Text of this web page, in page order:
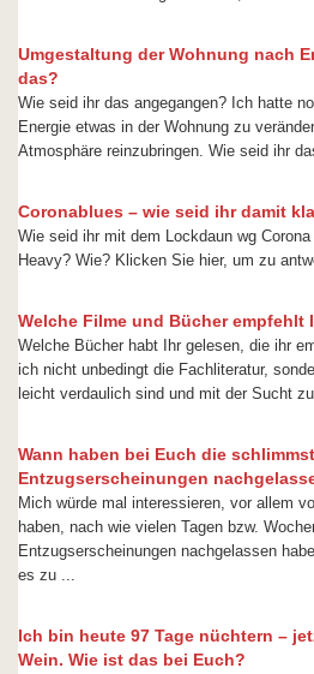
Umgestaltung der Wohnung nach
das?
Wie seid ihr das angegangen? Ich hatte
Energie etwas in der Wohnung zu
Atmosphäre reinzubringen. Wie seid ihr
Coronablues – wie seid ihr damit
Wie seid ihr mit dem Lockdaun wg
Heavy? Wie? Klicken Sie hier, um zu
Welche Filme und Bücher empfehlt
Welche Bücher habt Ihr gelesen, die ihr
ich nicht unbedingt die Fachliteratur,
leicht verdaulich sind und mit der Sucht zu
Wann haben bei Euch die
Entzugserscheinungen
Mich würde mal interessieren, vor allem
haben, nach wie vielen Tagen bzw.
Entzugserscheinungen nachgelassen
es zu ...
Ich bin heute 97 Tage nüchtern –
Wein. Wie ist das bei Euch?